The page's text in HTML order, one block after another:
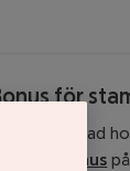
för
Är du försäkrad
bonus